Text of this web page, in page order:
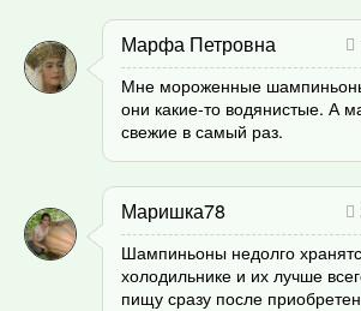
Марфа Петровна
Мне мороженные
они какие-то водянистые. А
свежие в самый раз.
Маришка78
Шампиньоны недолго
холодильнике и их лучше
пищу сразу после